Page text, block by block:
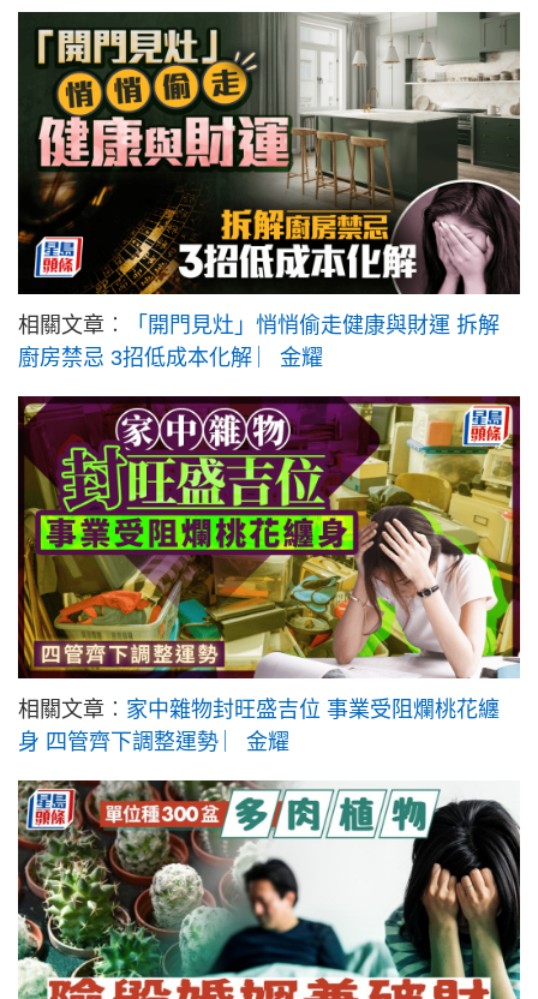
相關文章︰
「開門見灶」悄悄偷走健康與財運 拆解
廚房禁忌 3招低成本化解 ︳金耀
相關文章︰ 家中雜物封旺盛吉位 事業受阻爛桃花纏
身 四管齊下調整運勢 ︳金耀